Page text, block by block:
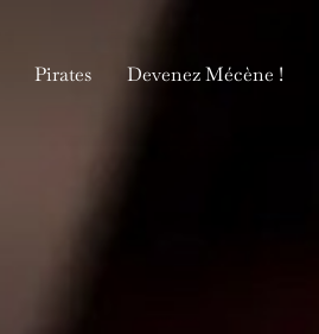
Pirates Devenez Mécène !